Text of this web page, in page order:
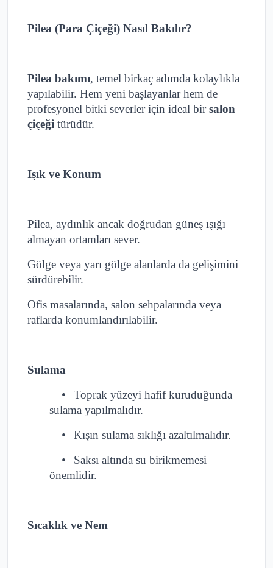
Pilea (Para Çiçeği) Nasıl Bakılır?
Pilea bakımı, temel birkaç adımda kolaylıkla
yapılabilir. Hem yeni başlayanlar hem de
profesyonel bitki severler için ideal birsalon
çiçeği türüdür.
Işık ve Konum
Pilea, aydınlık ancak doğrudan güneş ışığı
almayan ortamları sever.
Gölge veya yarı gölge alanlarda da gelişimini
sürdürebilir.
Ofis masalarında, salon sehpalarında veya
raflarda konumlandırılabilir.
Sulama
•
Toprak yüzeyi hafif kuruduğunda
sulama yapılmalıdır.
•
Kışın sulama sıklığı azaltılmalıdır.
•
Saksı altında su birikmemesi
önemlidir.
Sıcaklık ve Nem